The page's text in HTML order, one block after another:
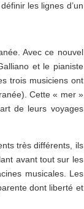
les lignes d’un
Avec ce nouvel
et le pianiste
trois musiciens ont
Cette « mer »
de leurs voyages
très différents, ils
avant tout sur les
musicales. Les
dont liberté et